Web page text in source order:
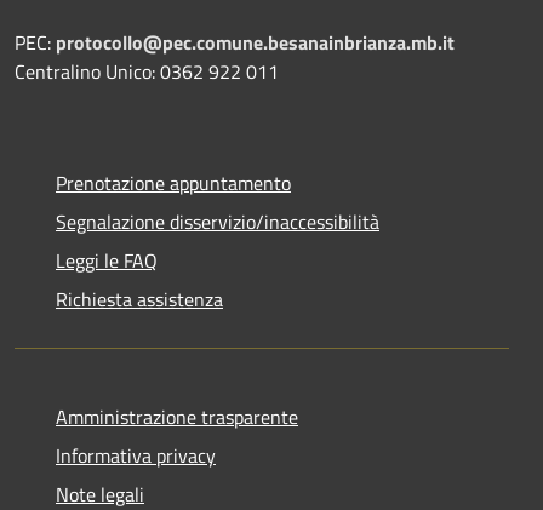
PEC: protocollo@pec.comune.besanainbrianza.mb.it
Centralino Unico: 0362 922 011
Prenotazione appuntamento
Segnalazione disservizio/inaccessibilità
Leggi le FAQ
Richiesta assistenza
Amministrazione trasparente
Informativa privacy
Note legali